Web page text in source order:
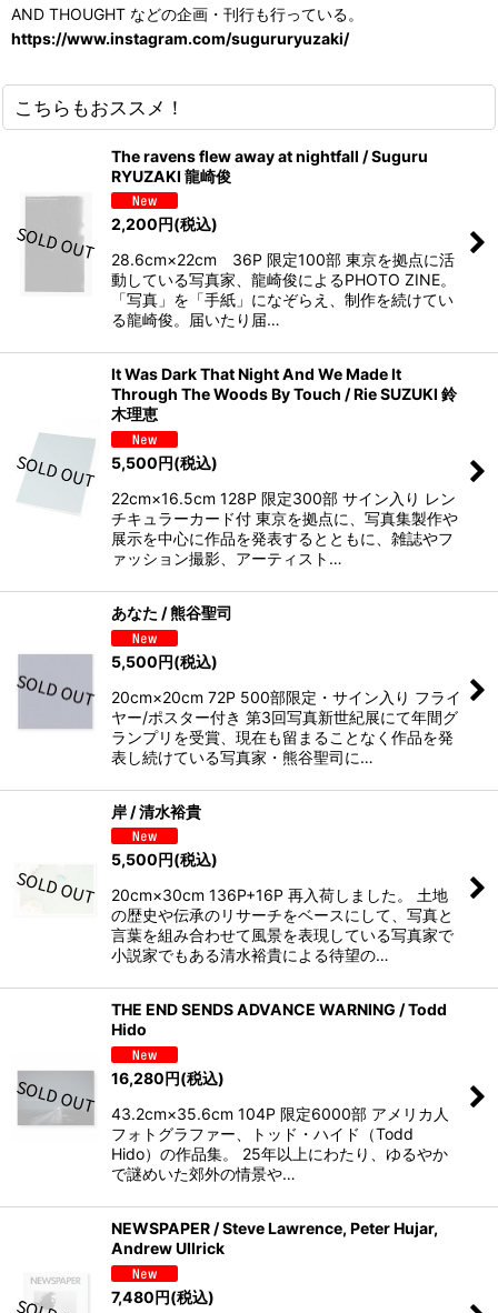
AND THOUGHT などの企画・刊行も行っている。
https://www.instagram.com/sugururyuzaki/
こちらもおススメ！
The ravens flew away at nightfall / Suguru
RYUZAKI 龍崎俊
2,200円(税込)
28.6cm×22cm 36P 限定100部 東京を拠点に活
動している写真家、龍崎俊によるPHOTO ZINE。
「写真」を「手紙」になぞらえ、制作を続けてい
る龍崎俊。届いたり届…
It Was Dark That Night And We Made It
Through The Woods By Touch / Rie SUZUKI 鈴
木理恵
5,500円(税込)
22cm×16.5cm 128P 限定300部 サイン入り レン
チキュラーカード付 東京を拠点に、写真集製作や
展示を中心に作品を発表するとともに、雑誌やフ
ァッション撮影、アーティスト…
あなた / 熊谷聖司
5,500円(税込)
20cm×20cm 72P 500部限定・サイン入り フライ
ヤー/ポスター付き 第3回写真新世紀展にて年間グ
ランプリを受賞、現在も留まることなく作品を発
表し続けている写真家・熊谷聖司に…
岸 / 清水裕貴
5,500円(税込)
20cm×30cm 136P+16P 再入荷しました。 土地
の歴史や伝承のリサーチをベースにして、写真と
言葉を組み合わせて風景を表現している写真家で
小説家でもある清水裕貴による待望の…
THE END SENDS ADVANCE WARNING / Todd
Hido
16,280円(税込)
43.2cm×35.6cm 104P 限定6000部 アメリカ人
フォトグラファー、トッド・ハイド（Todd
Hido）の作品集。 25年以上にわたり、ゆるやか
で謎めいた郊外の情景や…
NEWSPAPER / Steve Lawrence, Peter Hujar,
Andrew Ullrick
7,480円(税込)